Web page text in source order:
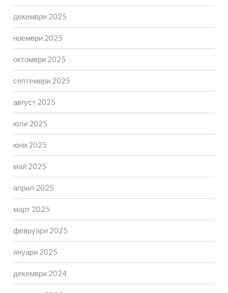
декември 2025
ноември 2025
октомври 2025
септември 2025
август 2025
юли 2025
юни 2025
май 2025
април 2025
март 2025
февруари 2025
януари 2025
декември 2024